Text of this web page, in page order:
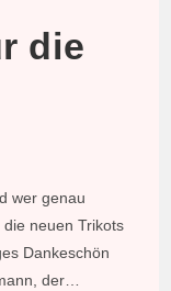
die
wer genau
neuen Trikots
Dankeschön
der…